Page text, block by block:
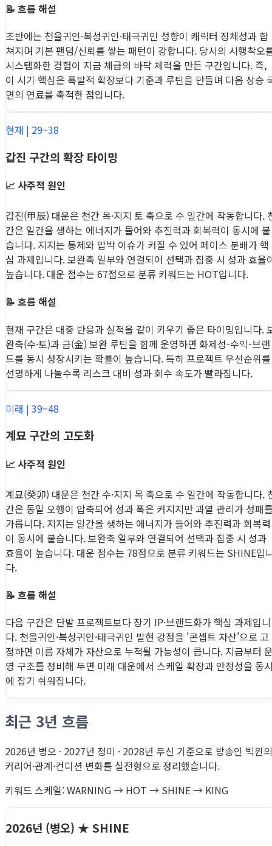
📝 흐름 해설
초반에는 천을귀인·복성귀인·태극귀인 성향이 캐릭터 정체성과 합
쳐지며 기본 팬덤/신뢰를 쌓는 패턴이 강합니다. 당시의 시행착오
시스템화한 경험이 지금 체급의 바닥 체력을 만든 구간입니다. 즉,
이 시기 핵심은 폭발적 확장보다 기준과 루틴을 만들며 다음 상승
면의 연료를 축적한 점입니다.
현재 | 29–38
갑진 구간의 확장 타이밍
📈 사주적 원인
갑진(甲辰) 대운은 천간 목·지지 토 축으로 수 일간에 작동합니다.
간은 일간을 생하는 에너지가 들어와 추진력과 회복력이 동시에 붙
습니다. 지지는 통제와 압박 이슈가 커질 수 있어 페이스 분배가 핵
심 과제입니다. 보완축 일부와 연결되어 선택과 집중 시 성과 효율
높습니다. 대운 점수는 67점으로 분류 키워드는 HOT입니다.
📝 흐름 해설
현재 구간은 대중 반응과 실적을 같이 키우기 좋은 타이밍입니다.
완축(수·토)과 금(金) 보완 루틴을 함께 운영하면 화제성-수익-브랜
드를 동시 성장시키는 확률이 높습니다. 특히 프로젝트 우선순위를
선명하게 나눌수록 리스크 대비 성과 회수 속도가 빨라집니다.
미래 | 39–48
계묘 구간의 고도화
📈 사주적 원인
계묘(癸卯) 대운은 천간 수·지지 목 축으로 수 일간에 작동합니다.
간은 동일 오행이 압축되어 성과 폭은 커지지만 과열 관리가 성패
가릅니다. 지지는 일간을 생하는 에너지가 들어와 추진력과 회복력
이 동시에 붙습니다. 보완축 일부와 연결되어 선택과 집중 시 성과
효율이 높습니다. 대운 점수는 78점으로 분류 키워드는 SHINE입
다.
📝 흐름 해설
다음 구간은 단발 프로젝트보다 장기 IP·브랜드화가 핵심 과제입니
다. 천을귀인·복성귀인·태극귀인 발현 강점을 '콘셉트 자산'으로 고
정하면 이름 자체가 자산으로 누적될 가능성이 큽니다. 지금부터
영 구조를 정비해 두면 미래 대운에서 스케일 확장과 안정성을 동
에 잡기 쉬워집니다.
최근 3년 흐름
2026년 병오 · 2027년 정미 · 2028년 무신 기준으로 방송인 빅윈의
커리어·관계·컨디션 변화를 실전형으로 정리했습니다.
키워드 스케일: WARNING → HOT → SHINE → KING
2026년 (병오) ★ SHINE